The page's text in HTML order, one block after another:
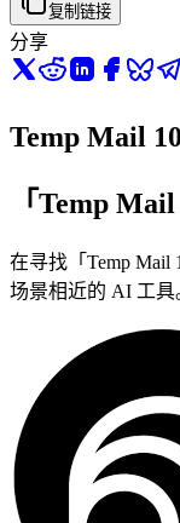
复制链接
分享
Temp Mail
「Temp
在寻找「Temp Mail
场景相近的 AI 工具